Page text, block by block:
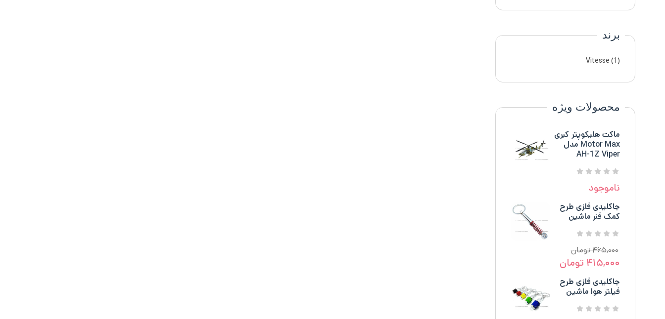
برند
Vitesse (1)
محصولات ویژه
ماکت هلیکوپتر کبری
Motor Max مدل
AH-1Z Viper
ناموجود
جاکلیدی فلزی طرح
کمک فنر ماشین
۴۶۵,۰۰۰تومان
۴۱۵,۰۰۰ تومان
جاکلیدی فلزی طرح
فیلتر هوا ماشین